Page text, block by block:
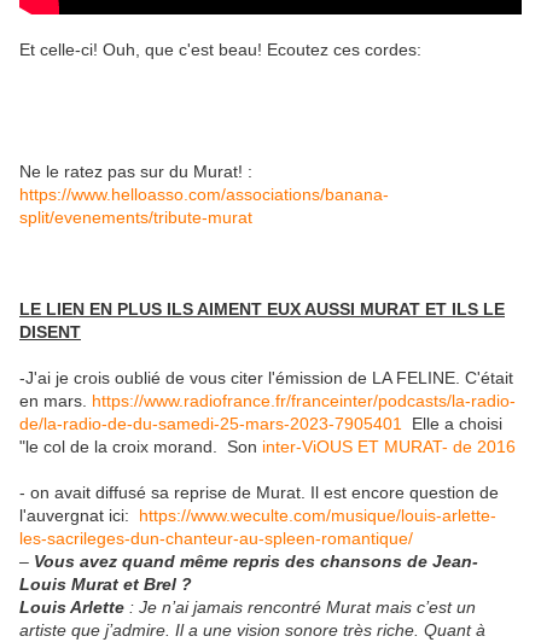
Et celle-ci! Ouh, que c'est beau! Ecoutez ces cordes:
Ne le ratez pas sur du Murat! :
https://www.helloasso.com/associations/banana-
split/evenements/tribute-murat
LE LIEN EN PLUS ILS AIMENT EUX AUSSI MURAT ET ILS LE
DISENT
-J'ai je crois oublié de vous citer l'émission de LA FELINE. C'était
en mars. https://www.radiofrance.fr/franceinter/podcasts/la-radio-
de/la-radio-de-du-samedi-25-mars-2023-7905401
Elle a choisi
"le col de la croix morand. Son inter-ViOUS ET MURAT- de 2016
- on avait diffusé sa reprise de Murat. Il est encore question de
l'auvergnat ici: https://www.weculte.com/musique/louis-arlette-
les-sacrileges-dun-chanteur-au-spleen-romantique/
– Vous avez quand même repris des chansons de Jean-
Louis Murat et Brel ?
Louis Arlette : Je n’ai jamais rencontré Murat mais c’est un
artiste que j’admire. Il a une vision sonore très riche. Quant à